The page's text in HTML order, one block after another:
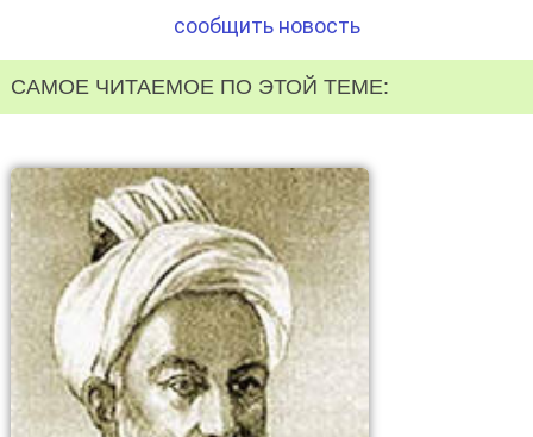
сообщить новость
САМОЕ ЧИТАЕМОЕ ПО ЭТОЙ ТЕМЕ: